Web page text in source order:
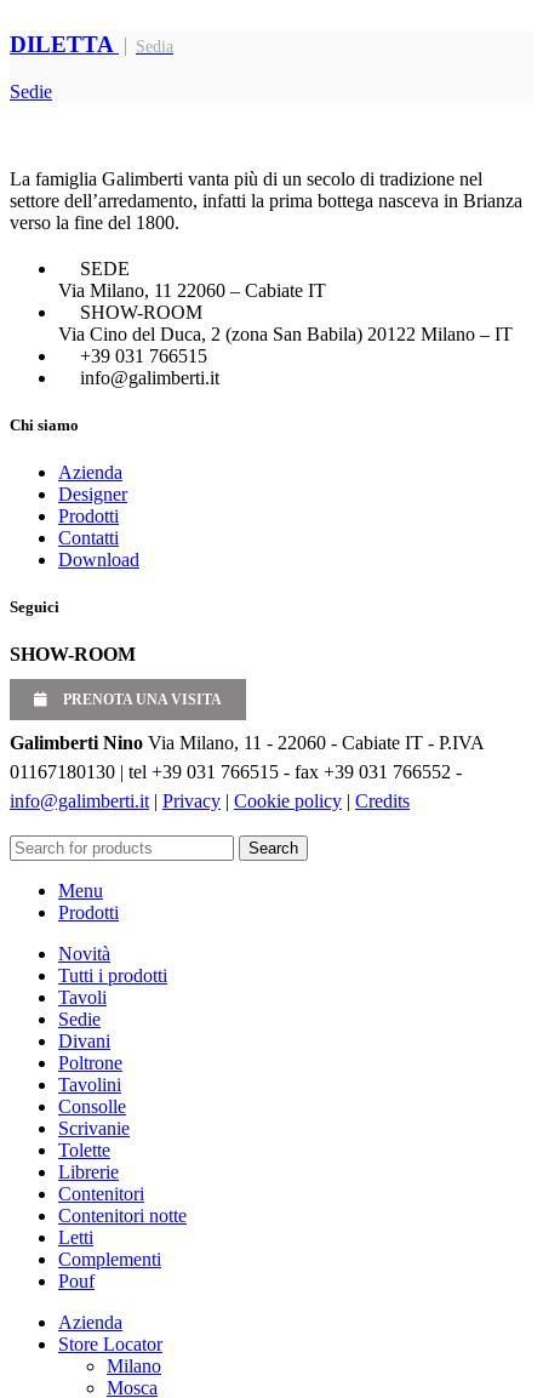
DILETTA Sedia
Sedie
La famiglia Galimberti vanta più di un secolo di tradizione nel
settore dell’arredamento, infatti la prima bottega nasceva in Brianza
verso la fine del 1800.
SEDE
Via Milano, 11 22060 – Cabiate IT
SHOW-ROOM
Via Cino del Duca, 2 (zona San Babila) 20122 Milano – IT
+39 031 766515
info@galimberti.it
Chi siamo
Azienda
Designer
Prodotti
Contatti
Download
Seguici
SHOW-ROOM
PRENOTA UNA VISITA
Galimberti Nino Via Milano, 11 - 22060 - Cabiate IT - P.IVA
01167180130 | tel +39 031 766515 - fax +39 031 766552 -
info@galimberti.it | Privacy | Cookie policy | Credits
Search
Menu
Prodotti
Novità
Tutti i prodotti
Tavoli
Sedie
Divani
Poltrone
Tavolini
Consolle
Scrivanie
Tolette
Librerie
Contenitori
Contenitori notte
Letti
Complementi
Pouf
Azienda
Store Locator
Milano
Mosca